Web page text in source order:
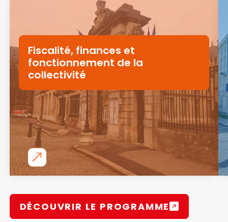
Fiscalité, finances et
fonctionnement de la
collectivité
DÉCOUVRIR LE PROGRAMME